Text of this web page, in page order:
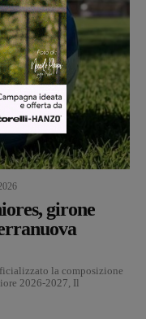
girone
la composizione
2026-2027, Il